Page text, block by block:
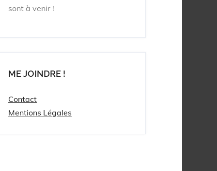
sont à venir !
ME JOINDRE !
Contact
Mentions Légales